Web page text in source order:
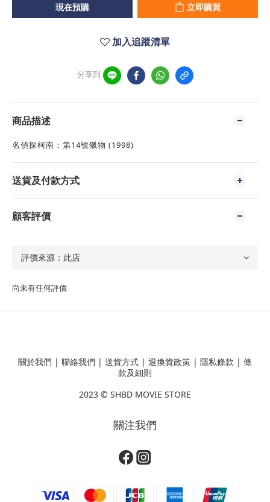
現在預購 立即購買
加入追蹤清單
分享到
商品描述
名偵探柯南：第14號獵物 (1998)
送貨及付款方式
顧客評價
尚未有任何評價
關於我們 | 聯絡我們 | 送貨方式 | 退換貨政策 | 隱私條款 | 條
款及細則
2023 © SHBD MOVIE STORE
關注我們